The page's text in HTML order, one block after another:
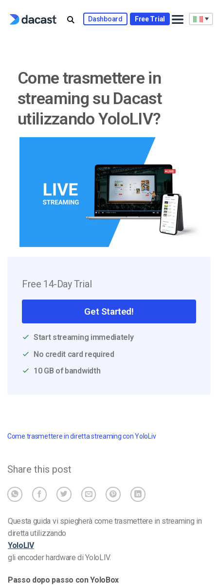
Dashboard Free Trial
Come trasmettere in
streaming su Dacast
utilizzando YoloLIV?
Free 14-Day Trial
Get Started!
Start streaming immediately
No credit card required
10 GB of bandwidth
Come trasmettere in diretta streaming con YoloLiv
Share this post
Questa guida vi spiegherà come trasmettere in streaming in
diretta utilizzando
YoloLIV
gli encoder hardware di YoloLIV.
Passo dopo passo con YoloBox